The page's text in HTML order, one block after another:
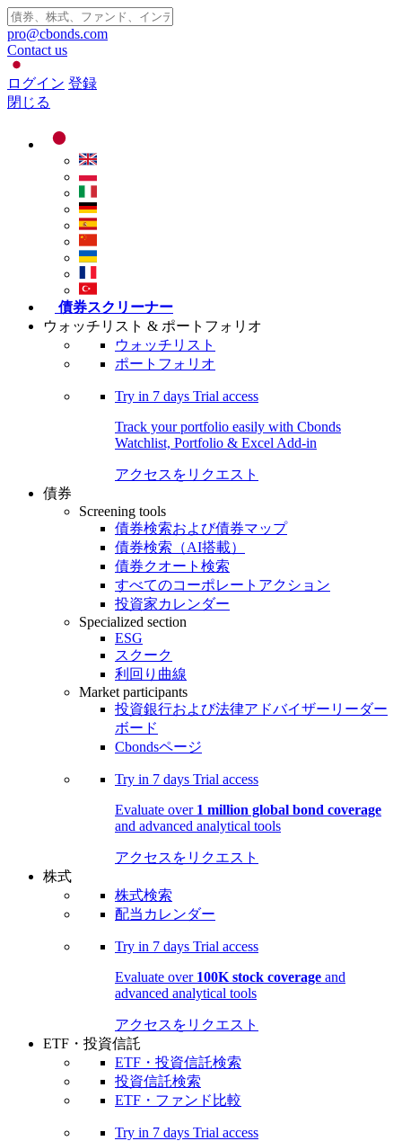
pro@cbonds.com
Contact us
ログイン 登録
閉じる
債券スクリーナー
ウォッチリスト & ポートフォリオ
ウォッチリスト
ポートフォリオ
Try in 7 days Trial access
Track your portfolio easily with Cbonds
Watchlist, Portfolio & Excel Add-in
アクセスをリクエスト
債券
Screening tools
債券検索および債券マップ
債券検索（AI搭載）
債券クオート検索
すべてのコーポレートアクション
投資家カレンダー
Specialized section
ESG
スクーク
利回り曲線
Market participants
投資銀行および法律アドバイザーリーダー
ボード
Cbondsページ
Try in 7 days Trial access
Evaluate over 1 million global bond coverage
and advanced analytical tools
アクセスをリクエスト
株式
株式検索
配当カレンダー
Try in 7 days Trial access
Evaluate over 100K stock coverage and
advanced analytical tools
アクセスをリクエスト
ETF・投資信託
ETF・投資信託検索
投資信託検索
ETF・ファンド比較
Try in 7 days Trial access